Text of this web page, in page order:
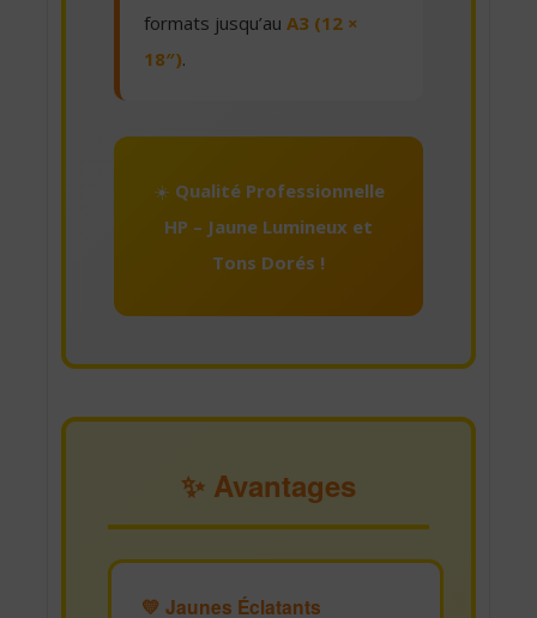
formats jusqu’au A3 (12 ×
18″).
☀️ Qualité Professionnelle
HP – Jaune Lumineux et
Tons Dorés !
✨ Avantages
💛 Jaunes Éclatants